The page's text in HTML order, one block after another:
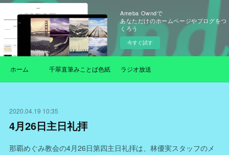
Ameba Owndで
あなただけのホームページやブログをつ
くろう
今すぐ試す
ホーム 千翠直筆みことば色紙 ラジオ放送
2020.04.19 10:35
4月26日主日礼拝
那覇めぐみ教会の4月26日第四主日礼拝は、林優実スタッフのメ